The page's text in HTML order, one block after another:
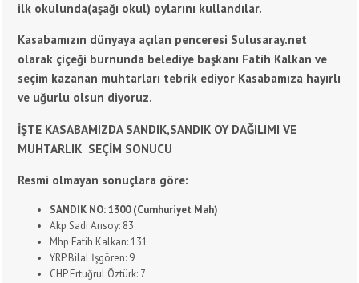
ilk okulunda(aşağı okul) oylarını kullandılar.
Kasabamızın dünyaya açılan penceresi Sulusaray.net
olarak çiçeği burnunda belediye başkanı Fatih Kalkan ve
seçim kazanan muhtarları tebrik ediyor Kasabamıza hayırlı
ve uğurlu olsun diyoruz.
İŞTE KASABAMIZDA SANDIK,SANDIK OY DAĞILIMI VE
MUHTARLIK SEÇİM SONUCU
Resmi olmayan sonuçlara göre:
SANDIK NO: 1300 (Cumhuriyet Mah)
Akp Sadi Arısoy: 83
Mhp Fatih Kalkan: 131
YRP Bilal İşgören: 9
CHP Ertuğrul Öztürk: 7